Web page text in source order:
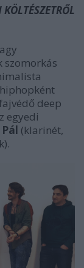
szomorkás
deep
egyedi
(klarinét,